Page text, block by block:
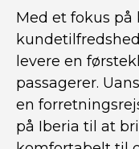
Med et fokus på
levere en
passagerer.
en
på Iberia til at